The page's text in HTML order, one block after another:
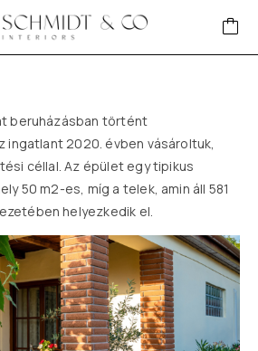
beruházásban történt
ingatlant 2020. évben vásároltuk,
céllal. Az épület egy tipikus
50 m2-es, míg a telek, amin áll 581
helyezkedik el.